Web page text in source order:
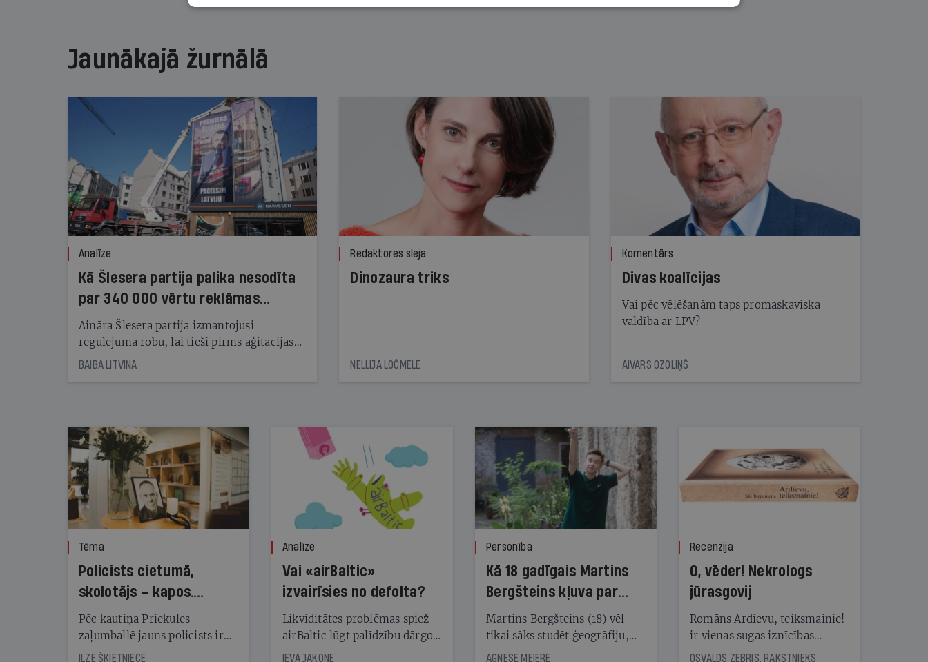
Jaunākajā žurnālā
Analīze
Kā Šlesera partija palika nesodīta
par 340 000 vērtu reklāmas
kampaņu
Aināra Šlesera partija izmantojusi
regulējuma robu, lai tieši pirms aģitācijas
starta izreklamētos par summu, kas
BAIBA LITVINA
Redaktores sleja
Dinozaura triks
NELLIJA LOČMELE
Komentārs
Divas koalīcijas
Vai pēc vēlēšanām taps promaskaviska
valdība ar LPV?
AIVARS OZOLIŅŠ
Tēma
Policists cietumā,
skolotājs – kapos.
Reibuma cena Priekulē
Pēc kautiņa Priekules
zaļumballē jauns policists ir
nonācis cietumā, bet
ILZE ŠĶIETNIECE
Analīze
Vai «airBaltic»
izvairīsies no defolta?
Likviditātes problēmas spiež
airBaltic lūgt palīdzību dārgo
obligāciju turētājiem, taču
IEVA JAKONE
Personība
Kā 18 gadīgais Martins
Bergšteins kļuva par
laika ziņu seju?
Martins Bergšteins (18) vēl
tikai sāks studēt ģeogrāfiju,
bet viņa sacītajam jau uzticas
AGNESE MEIERE
Recenzija
O, vēder! Nekrologs
jūrasgovij
Romāns Ardievu, teiksmainie!
ir vienas sugas iznīcības
traģiskais stāsts
OSVALDS ZEBRIS, RAKSTNIEKS